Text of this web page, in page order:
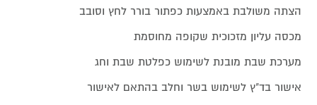
הצתה משולבת באמצעות כפתור בורר לחץ וסובב
מכסה עליון מזכוכית שקופה מחוסמת
מערכת שבת מובנת לשימוש כפלטת שבת וחג
אישור בד"ץ לשימוש בשר וחלב בהתאם לאישור